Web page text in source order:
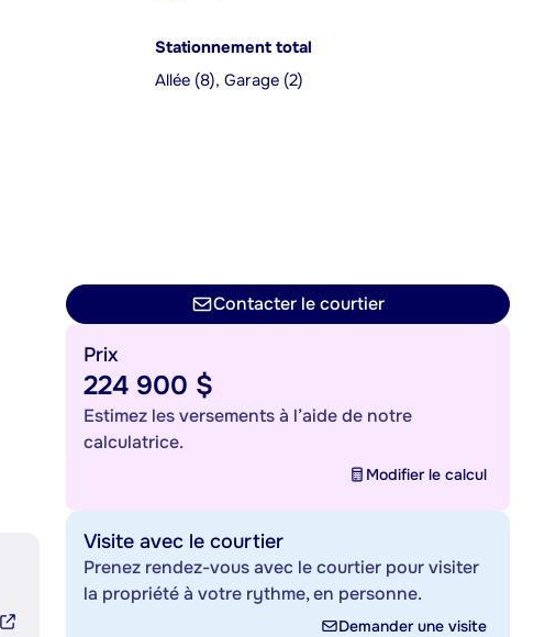
Stationnement total
Allée (8), Garage (2)
Contacter le courtier
Prix
224 900 $
Estimez les versements à l’aide de notre
calculatrice.
Modifier le calcul
Visite avec le courtier
Prenez rendez-vous avec le courtier pour visiter
la propriété à votre rythme, en personne.
Demander une visite